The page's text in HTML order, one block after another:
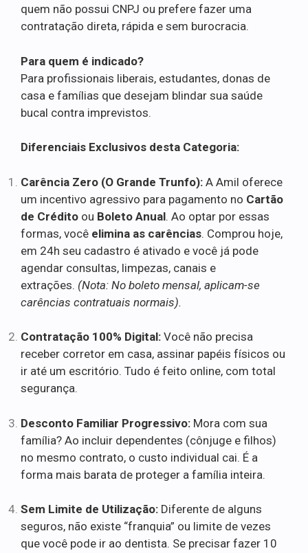
quem não possui CNPJ ou prefere fazer uma
contratação direta, rápida e sem burocracia.
Para quem é indicado?
Para profissionais liberais, estudantes, donas de
casa e famílias que desejam blindar sua saúde
bucal contra imprevistos.
Diferenciais Exclusivos desta Categoria:
Carência Zero (O Grande Trunfo): A Amil oferece
um incentivo agressivo para pagamento no Cartão
de Crédito ou Boleto Anual. Ao optar por essas
formas, você elimina as carências. Comprou hoje,
em 24h seu cadastro é ativado e você já pode
agendar consultas, limpezas, canais e
extrações. (Nota: No boleto mensal, aplicam-se
carências contratuais normais).
Contratação 100% Digital: Você não precisa
receber corretor em casa, assinar papéis físicos ou
ir até um escritório. Tudo é feito online, com total
segurança.
Desconto Familiar Progressivo: Mora com sua
família? Ao incluir dependentes (cônjuge e filhos)
no mesmo contrato, o custo individual cai. É a
forma mais barata de proteger a família inteira.
Sem Limite de Utilização: Diferente de alguns
seguros, não existe “franquia” ou limite de vezes
que você pode ir ao dentista. Se precisar fazer 10